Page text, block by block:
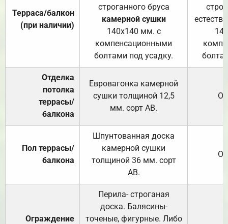
Терраса/балкон
(при наличии)
строганного бруса
камерной сушки
140х140 мм. с
компенсационными
болтами под усадку.
Отделка
потолка
террасы/
балкона
Евровагонка камерной
сушки толщиной 12,5
мм. сорт АВ.
Пол террасы/
балкона
Шпунтованная доска
камерной сушки
толщиной 36 мм. сорт
АВ.
Ограждение
Перила- строганая
доска. Балясины-
точеные, фигурные. Либо